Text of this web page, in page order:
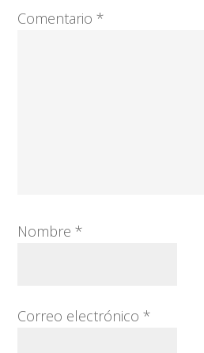
Comentario*
Nombre*
Correo electrónico*